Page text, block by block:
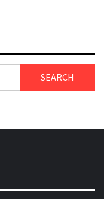
SEARCH